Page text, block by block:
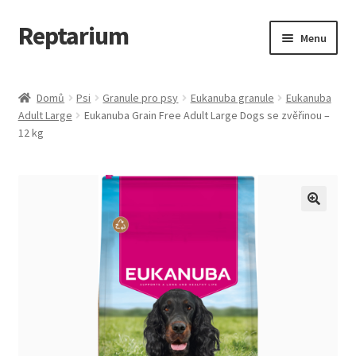
Přeskočit
na
Přejít
k
webu
Reptarium Menu
Košík
Domů Psi Granule pro psy Eukanuba granule
Eukanuba
Adult Large
Eukanuba Grain Free Adult Large Dogs se zvěřinou –
12 kg